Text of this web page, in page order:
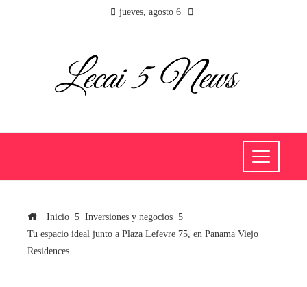
jueves, agosto 6
Inicio
Inversiones y negocios
Tu espacio ideal junto a Plaza Lefevre 75, en Panama Viejo
Residences